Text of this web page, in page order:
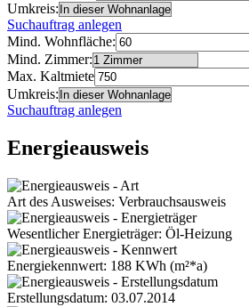
Umkreis:
Suchauftrag anlegen
Mind. Wohnfläche:
Mind. Zimmer:
Max. Kaltmiete
Umkreis:
Suchauftrag anlegen
Energieausweis
Art des Ausweises: Verbrauchsausweis
Wesentlicher Energieträger: Öl-Heizung
Energiekennwert: 188 KWh (m²*a)
Erstellungsdatum: 03.07.2014